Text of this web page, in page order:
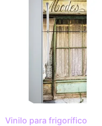
Vinilo para frigorífico